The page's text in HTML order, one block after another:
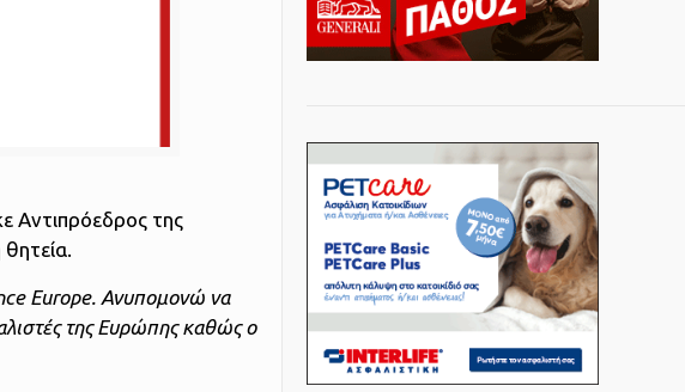
Αντιπρόεδρος της
Europe. Ανυπομονώ να
της Ευρώπης καθώς ο